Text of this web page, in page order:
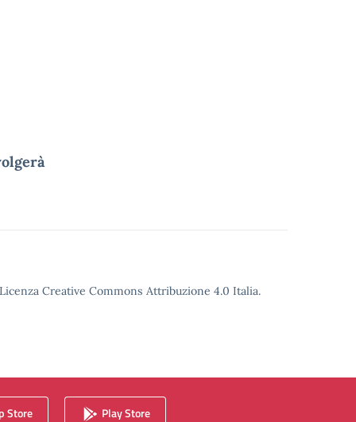
Creative Commons Attribuzione 4.0 Italia.
Store Play Store